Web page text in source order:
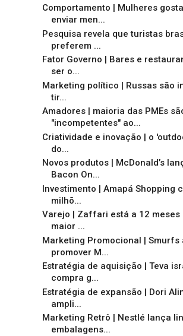
Comportamento | Mulheres
enviar men...
Pesquisa revela que turistas
preferem ...
Fator Governo | Bares e
ser o...
Marketing político | Russas são
tir...
Amadores | maioria das PMEs
"incompetentes" ao...
Criatividade e inovação | o
do...
Novos produtos | McDonald’s
Bacon On...
Investimento | Amapá Shopping
milhõ...
Varejo | Zaffari está a 12 meses
maior ...
Marketing Promocional | Smurfs
promover M...
Estratégia de aquisição | Teva
compra g...
Estratégia de expansão | Dori
ampli...
Marketing Retrô | Nestlé lança
embalagens...